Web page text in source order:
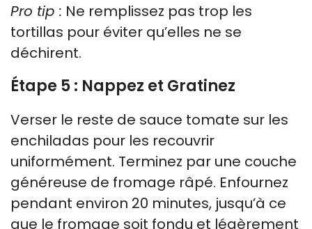
Pro tip : Ne remplissez pas trop les
tortillas pour éviter qu’elles ne se
déchirent.
Étape 5 : Nappez et Gratinez
Verser le reste de sauce tomate sur les
enchiladas pour les recouvrir
uniformément. Terminez par une couche
généreuse de fromage râpé. Enfournez
pendant environ 20 minutes, jusqu’à ce
que le fromage soit fondu et légèrement